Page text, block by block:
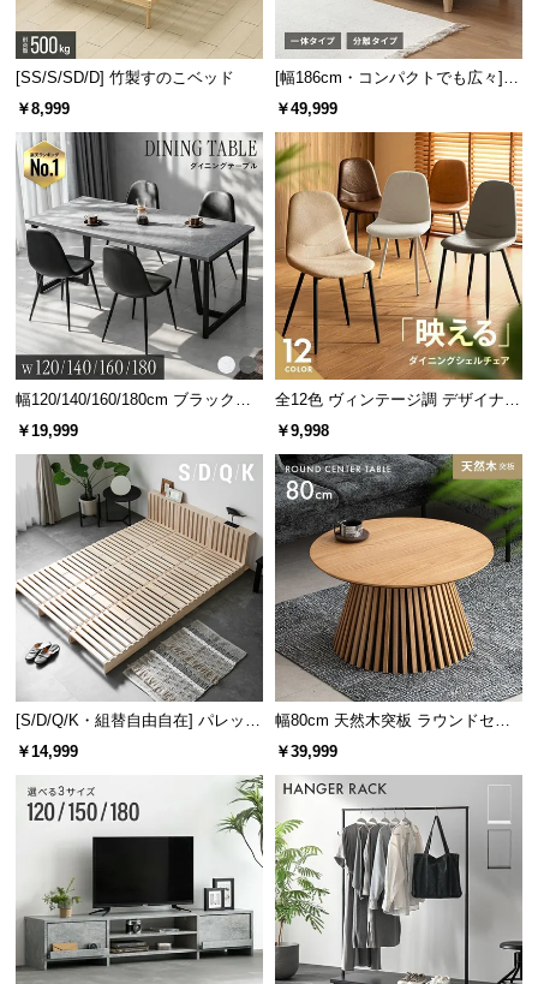
[SS/S/SD/D] 竹製すのこベッド
￥8,999
[幅186cm・コンパクトでも広々] 3
人掛けソファベッド リクライニン
￥49,999
幅120/140/160/180cm ブラックフ
レーム ダイニング 大理石調 4人掛
￥19,999
全12色 ヴィンテージ調 デザイナー
ズシェルチェア
￥9,998
[S/D/Q/K・組替自由自在] パレット
ベッド 8/12/16枚セット
￥14,999
幅80cm 天然木突板 ラウンドセン
ターテーブル 美しい格子デザイン
￥39,999